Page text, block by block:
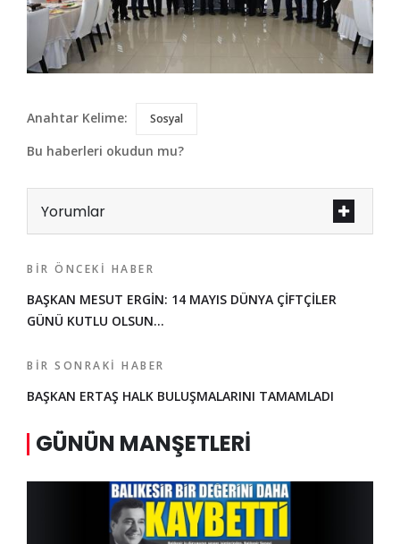
Anahtar Kelime: Sosyal
Bu haberleri okudun mu?
Yorumlar
BIR ÖNCEKI HABER
BAŞKAN MESUT ERGİN: 14 MAYIS DÜNYA ÇİFTÇİLER
GÜNÜ KUTLU OLSUN…
BIR SONRAKI HABER
BAŞKAN ERTAŞ HALK BULUŞMALARINI TAMAMLADI
GÜNÜN MANŞETLERI